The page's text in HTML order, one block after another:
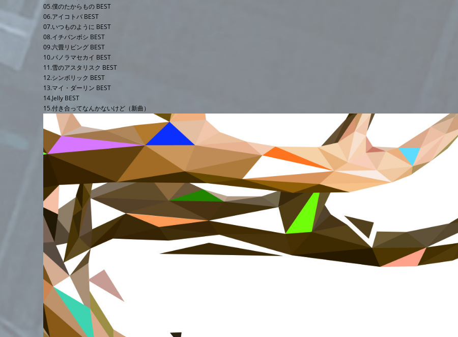
05.僕のたからもの BEST
06.アイコトバ BEST
07.いつものように BEST
08.イチバンボシ BEST
09.六畳リビング BEST
10.パノラマセカイ BEST
11.雪のアスタリスク BEST
12.シンボリック BEST
13.マイ・ダーリン BEST
14.Jelly BEST
15.付き合ってなんかないけど（新曲）